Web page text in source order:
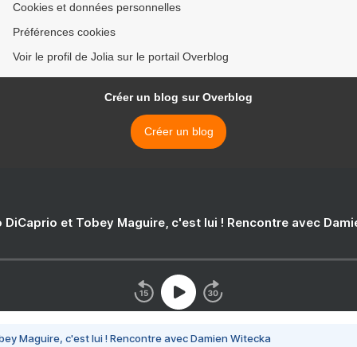
Cookies et données personnelles
Préférences cookies
Voir le profil de Jolia sur le portail Overblog
Créer un blog sur Overblog
Créer un blog
DiCaprio et Tobey Maguire, c'est lui ! Rencontre avec
Maguire, c'est lui ! Rencontre avec Damien Witecka